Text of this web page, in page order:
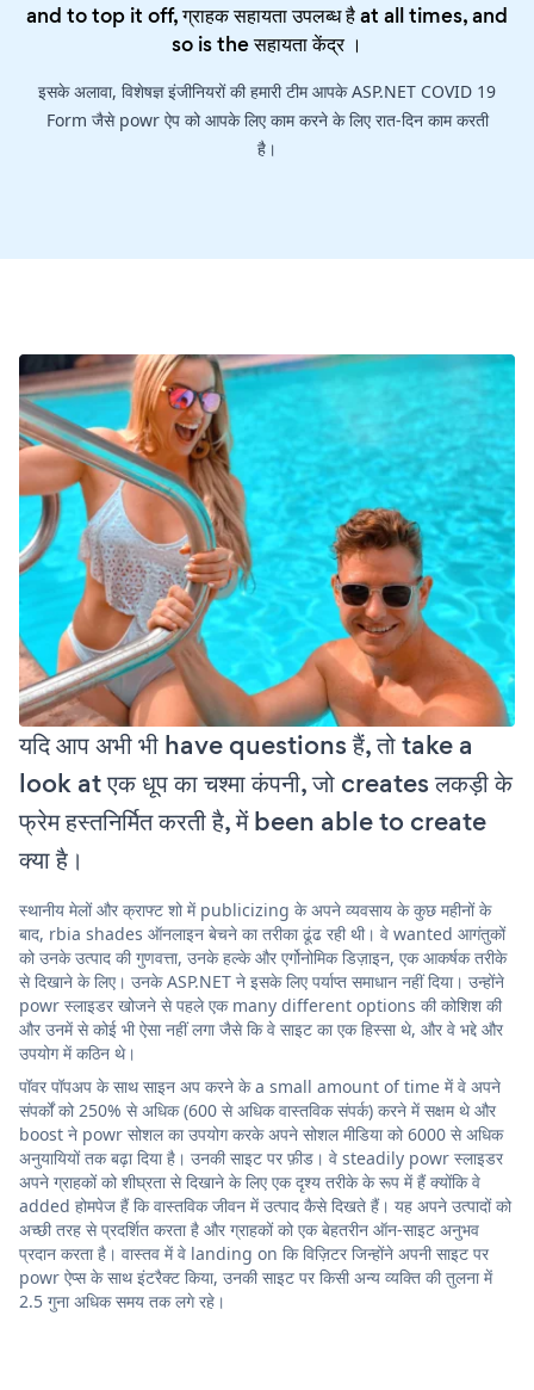
and to top it off, ग्राहक सहायता उपलब्ध है at all times, and
so is theसहायता केंद्र।
इसके अलावा, विशेषज्ञ इंजीनियरों की हमारी टीम आपके ASP.NET COVID 19
Form जैसे powr ऐप को आपके लिए काम करने के लिए रात-दिन काम करती
है।
यदि आप अभी भी have questions हैं, तो take a
look at एक धूप का चश्मा कंपनी, जो creates लकड़ी के
फ्रेम हस्तनिर्मित करती है, में been able to create
क्या है।
स्थानीय मेलों और क्राफ्ट शो में publicizing के अपने व्यवसाय के कुछ महीनों के
बाद, rbia shades ऑनलाइन बेचने का तरीका ढूंढ रही थी। वे wanted आगंतुकों
को उनके उत्पाद की गुणवत्ता, उनके हल्के और एर्गोनोमिक डिज़ाइन, एक आकर्षक तरीके
से दिखाने के लिए। उनके ASP.NET ने इसके लिए पर्याप्त समाधान नहीं दिया। उन्होंने
powr स्लाइडर खोजने से पहले एक many different options की कोशिश की
और उनमें से कोई भी ऐसा नहीं लगा जैसे कि वे साइट का एक हिस्सा थे, और वे भद्दे और
उपयोग में कठिन थे।
पॉवर पॉपअप के साथ साइन अप करने के a small amount of time में वे अपने
संपर्कों को 250% से अधिक (600 से अधिक वास्तविक संपर्क) करने में सक्षम थे और
boost ने powr सोशल का उपयोग करके अपने सोशल मीडिया को 6000 से अधिक
अनुयायियों तक बढ़ा दिया है। उनकी साइट पर फ़ीड। वे steadily powr स्लाइडर
अपने ग्राहकों को शीघ्रता से दिखाने के लिए एक दृश्य तरीके के रूप में हैं क्योंकि वे
added होमपेज हैं कि वास्तविक जीवन में उत्पाद कैसे दिखते हैं। यह अपने उत्पादों को
अच्छी तरह से प्रदर्शित करता है और ग्राहकों को एक बेहतरीन ऑन-साइट अनुभव
प्रदान करता है। वास्तव में वे landing on कि विज़िटर जिन्होंने अपनी साइट पर
powr ऐप्स के साथ इंटरैक्ट किया, उनकी साइट पर किसी अन्य व्यक्ति की तुलना में
2.5 गुना अधिक समय तक लगे रहे।